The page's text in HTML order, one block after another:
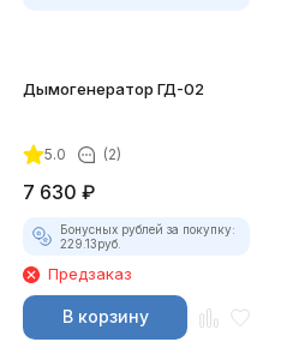
Дымогенератор ГД-02
5.0 (2)
7 630 ₽
Бонусных рублей за покупку:
229.13руб.
Предзаказ
В корзину